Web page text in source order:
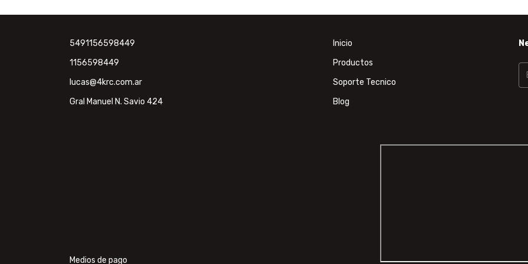
5491156598449
1156598449
lucas@4krc.com.ar
Gral Manuel N. Savio 424
Inicio
Productos
Soporte Tecnico
Blog
Medios de pago